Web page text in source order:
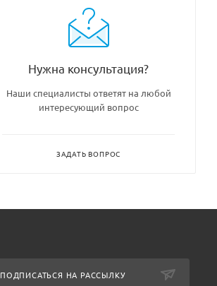
Нужна консультация?
Наши специалисты ответят на любой
интересующий вопрос
ЗАДАТЬ ВОПРОС
ПОДПИСАТЬСЯ НА РАССЫЛКУ